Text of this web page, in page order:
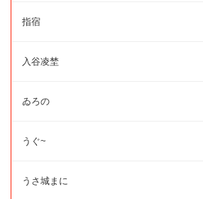
指宿
入谷凌埜
ゐろの
うぐ~
うさ城まに